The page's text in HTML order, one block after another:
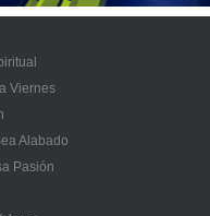
Viernes
Alabado
Pasión